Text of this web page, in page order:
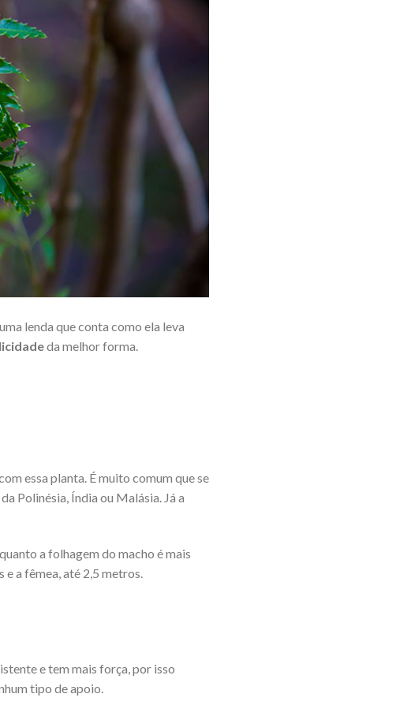
lenda que conta como ela leva
da melhor forma.
essa planta. É muito comum que se
Polinésia, Índia ou Malásia. Já a
a folhagem do macho é mais
a fêmea, até 2,5 metros.
e tem mais força, por isso
tipo de apoio.